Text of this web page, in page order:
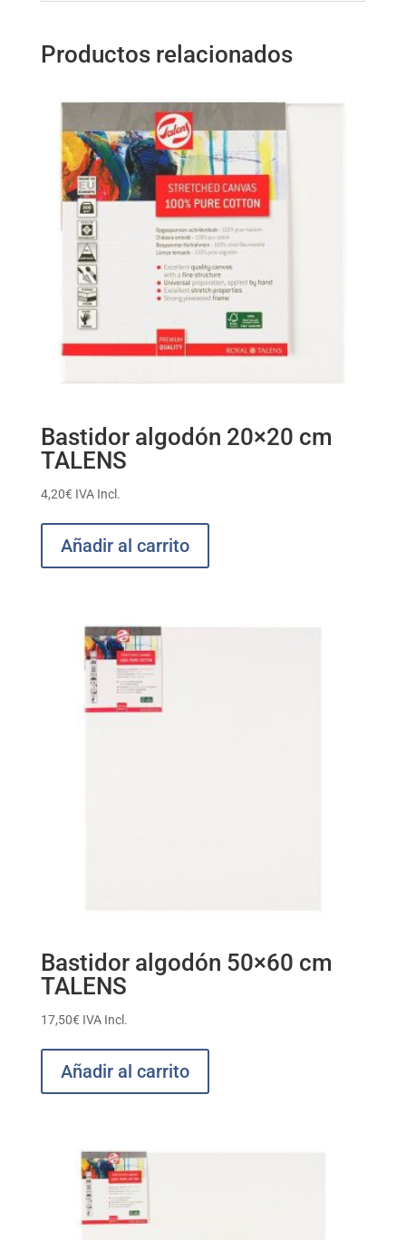
Productos relacionados
Bastidor algodón 20×20 cm
TALENS
4,20€ IVA Incl.
Añadir al carrito
Bastidor algodón 50×60 cm
TALENS
17,50€ IVA Incl.
Añadir al carrito